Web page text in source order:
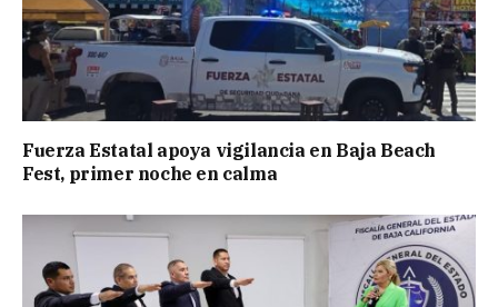
Fuerza Estatal apoya vigilancia en Baja Beach
Fest, primer noche en calma